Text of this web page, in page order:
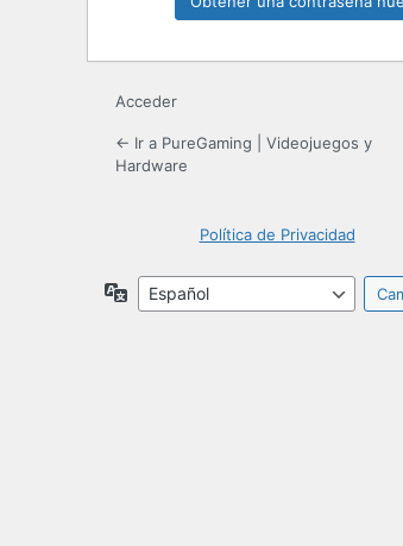
Acceder
← Ir a PureGaming | Videojuegos y
Hardware
Política de Privacidad
Idioma